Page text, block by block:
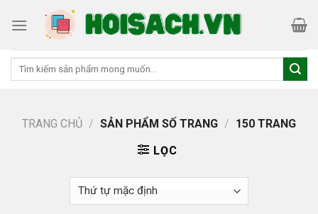
Tìm
TRANG CHỦ / SẢN PHẨM SỐ TRANG / 150 TRANG
LỌC